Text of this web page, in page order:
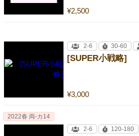
¥2,500
[SUPER小戦略]
¥3,000
2-6 30-60
2022春 両-カ14
2-6
120-180